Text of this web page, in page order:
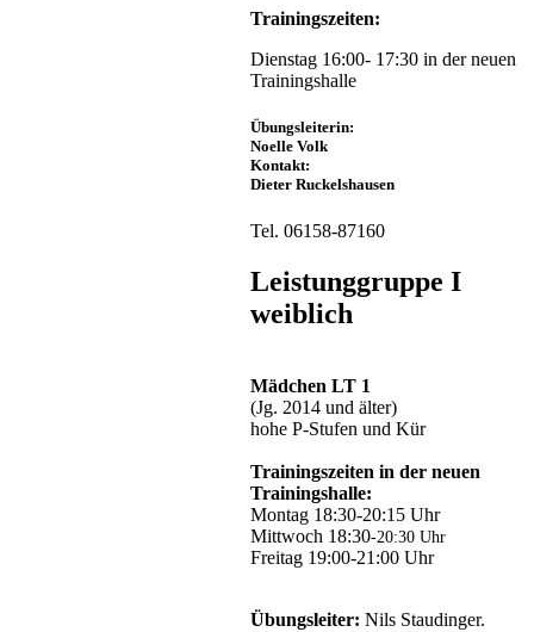
bei
gefallen!
siehe
Bildergalerie
...
...
Kinderturnen
Zurück
Trainingszeiten:
Dienstag 16:00- 17:30 in der neuen
Trainingshalle
Übungsleiterin:
Noelle Volk
Kontakt:
Dieter Ruckelshausen
Tel. 06158-87160
Leistunggruppe I
weiblich
Mädchen LT 1
(Jg. 2014 und älter)
hohe P-Stufen und Kür
Trainingszeiten in der neuen
Trainingshalle:
Montag 18:30-20:15 Uhr
Mittwoch 18:30-20:30 Uhr
Freitag 19:00-21:00 Uhr
Übungsleiter: Nils Staudinger.